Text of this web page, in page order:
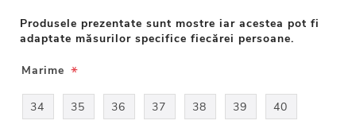
Produsele prezentate sunt mostre iar acestea pot fi
adaptate măsurilor specifice fiecărei persoane.
Marime *
34 35 36 37 38 39 40